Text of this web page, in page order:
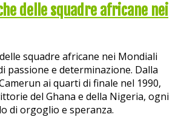
delle squadre africane nei
squadre africane nei Mondiali
passione e determinazione. Dalla
ai quarti di finale nel 1990,
del Ghana e della Nigeria, ogni
di orgoglio e speranza.